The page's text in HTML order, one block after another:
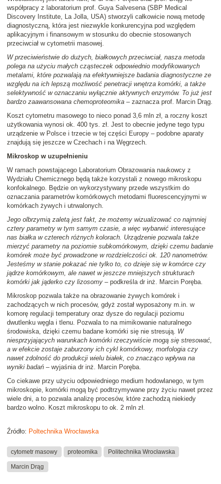
współpracy z laboratorium prof. Guya Salvesena (SBP Medical
Discovery Institute, La Jolla, USA) stworzyli całkowicie nową metodę
diagnostyczną, która jest niezwykle konkurencyjna pod względem
aplikacyjnym i finansowym w stosunku do obecnie stosowanych
przeciwciał w cytometrii masowej.
W przeciwieństwie do dużych, białkowych przeciwciał, nasza metoda
polega na użyciu małych cząsteczek odpowiednio modyfikowanych
metalami, które pozwalają na efektywniejsze badania diagnostyczne ze
względu na ich lepszą możliwość penetracji wnętrza komórki, a także
selektywność w oznaczaniu wyłącznie aktywnych enzymów. To już jest
bardzo zaawansowana chemoproteomika – zaznacza prof. Marcin Drąg.
Koszt cytometru masowego to nieco ponad 3,6 mln zł, a roczny koszt
użytkowania wynosi ok. 400 tys. zł. Jest to obecnie jedyne tego typu
urządzenie w Polsce i trzecie w tej części Europy – podobne aparaty
znajdują się jeszcze w Czechach i na Węgrzech.
Mikroskop w uzupełnieniu
W ramach powstającego Laboratorium Obrazowania naukowcy z
Wydziału Chemicznego będą także korzystali z nowego mikroskopu
konfokalnego. Będzie on wykorzystywany przede wszystkim do
oznaczania parametrów komórkowych metodami fluorescencyjnymi w
komórkach żywych i utrwalonych.
Jego olbrzymią zaletą jest fakt, że możemy wizualizować co najmniej
cztery parametry w tym samym czasie, a więc wybarwić interesujące
nas białka w czterech różnych kolorach. Urządzenie pozwala także
mierzyć parametry na poziomie subkomórkowym, dzięki czemu badanie
komórek może być prowadzone w rozdzielczości ok. 120 nanometrów.
Jesteśmy w stanie pokazać nie tylko to, co dzieje się w komórce czy
jądrze komórkowym, ale nawet w jeszcze mniejszych strukturach
komórki jak jąderko czy lizosomy – podkreśla dr inż. Marcin Poręba.
Mikroskop pozwala także na obrazowanie żywych komórek i
zachodzących w nich procesów, gdyż został wyposażony m.in. w
komorę regulacji temperatury oraz dysze do regulacji poziomu
dwutlenku węgla i tlenu. Pozwala to na mimikowanie naturalnego
środowiska, dzięki czemu badane komórki się nie stresują. W
niesprzyjających warunkach komórki rzeczywiście mogą się stresować,
a w efekcie zostaje zaburzony ich cykl komórkowy, morfologia czy
nawet zdolność do produkcji wielu białek, co znacząco wpływa na
wyniki badań – wyjaśnia dr inż. Marcin Poręba.
Co ciekawe przy użyciu odpowiedniego medium hodowlanego, w tym
mikroskopie, komórki mogą być podtrzymywane przy życiu nawet przez
wiele dni, a to pozwala analizę procesów, które zachodzą niekiedy
bardzo wolno. Koszt mikroskopu to ok. 2 mln zł.
Źródło: Poltechnika Wrocławska
cytometr masowy proteomika Politechnika Wrocławska
Marcin Drąg